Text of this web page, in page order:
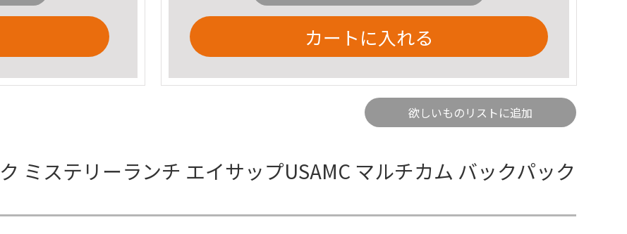
カートに入れる
欲しいものリストに追加
ミステリーランチ エイサップUSAMC マルチカム バックパック